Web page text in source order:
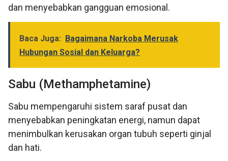
dan menyebabkan gangguan emosional.
Baca Juga: Bagaimana Narkoba Merusak
Hubungan Sosial dan Keluarga?
Sabu (Methamphetamine)
Sabu mempengaruhi sistem saraf pusat dan
menyebabkan peningkatan energi, namun dapat
menimbulkan kerusakan organ tubuh seperti ginjal
dan hati.